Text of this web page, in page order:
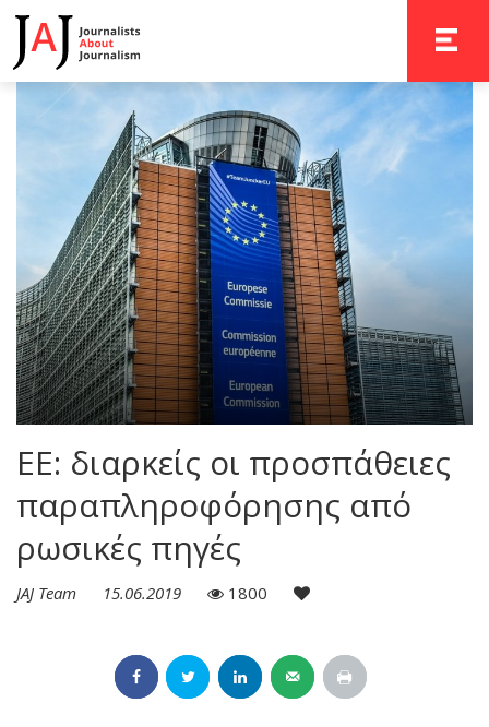
ΕΕ: διαρκείς οι προσπάθειες
παραπληροφόρησης από
ρωσικές πηγές
JAJ Team 15.06.2019 1800